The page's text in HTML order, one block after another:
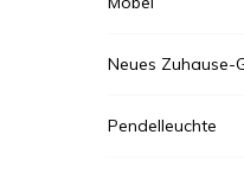
Neues Zuhause-
Pendelleuchte